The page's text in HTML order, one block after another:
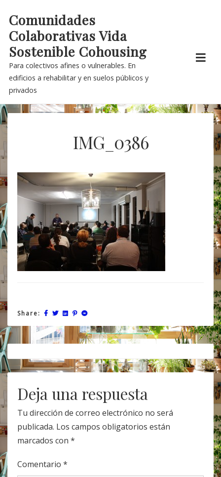
content
Comunidades
Colaborativas Vida
Sostenible Cohousing
Para colectivos afines o vulnerables. En
edificios a rehabilitar y en suelos públicos y
privados
IMG_0386
Share:
Post
navigation
Deja una respuesta
Tu dirección de correo electrónico no será
publicada. Los campos obligatorios están
marcados con *
Comentario *